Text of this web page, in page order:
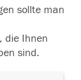
sollte man
die Ihnen
sind.